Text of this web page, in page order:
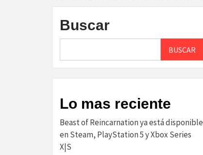
Buscar
BUSCAR
Lo mas reciente
Beast of Reincarnation ya está disponible
en Steam, PlayStation 5 y Xbox Series
X|S